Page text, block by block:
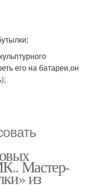
его на батареи,он
Мастер-
из